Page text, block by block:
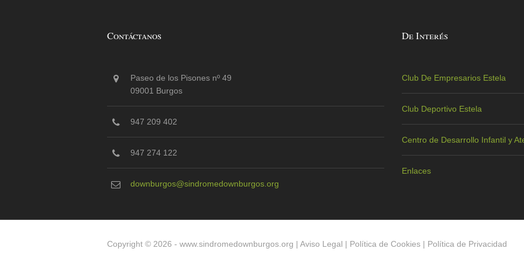
Contáctanos
Paseo de los Pisones nº 49
09001 Burgos
947 209 402
947 274 122
downburgos@sindromedownburgos.org
De Interés
Club De Empresarios Estela
Club Deportivo Estela
Centro de Desarrollo Infantil y
Enlaces
Copyright © 2026 - www.sindromedownburgos.org | Aviso Legal | Política de Cookies | Política de Privacidad